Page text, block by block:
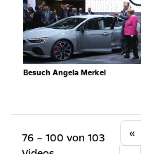
Besuch Angela Merkel
76 – 100 von 103
«